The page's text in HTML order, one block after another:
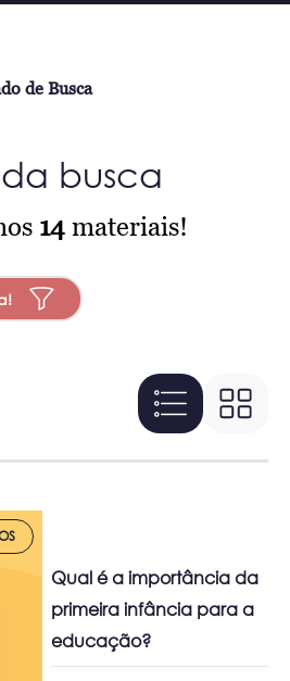
de Busca
busca
14 materiais!
Qual é a importância da
primeira infância para a
educação?